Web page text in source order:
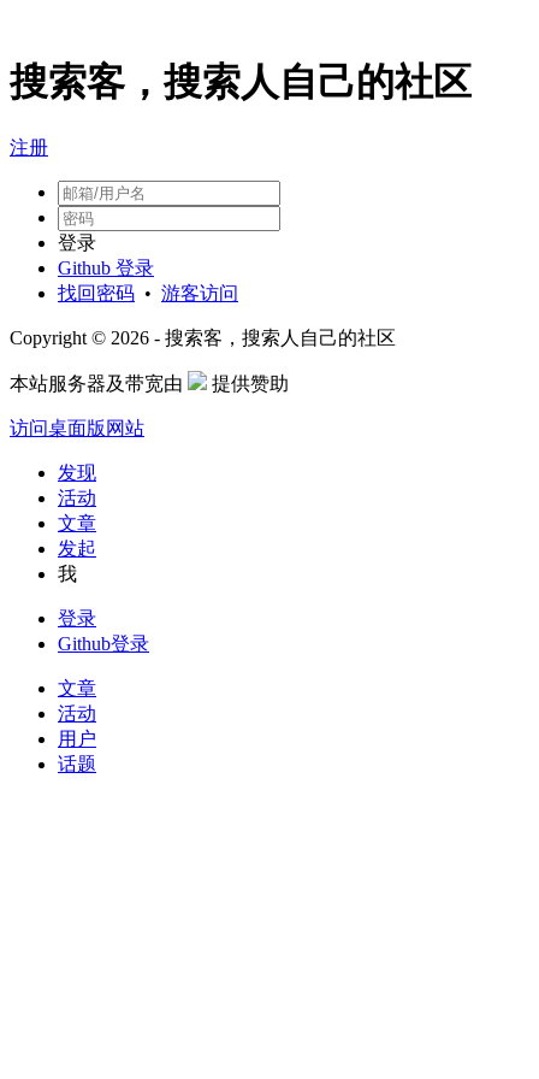
搜索客，搜索人自己的社区
注册
登录
Github 登录
找回密码 • 游客访问
Copyright © 2026 - 搜索客，搜索人自己的社区
本站服务器及带宽由 提供赞助
访问桌面版网站
发现
活动
文章
发起
我
登录
Github登录
文章
活动
用户
话题